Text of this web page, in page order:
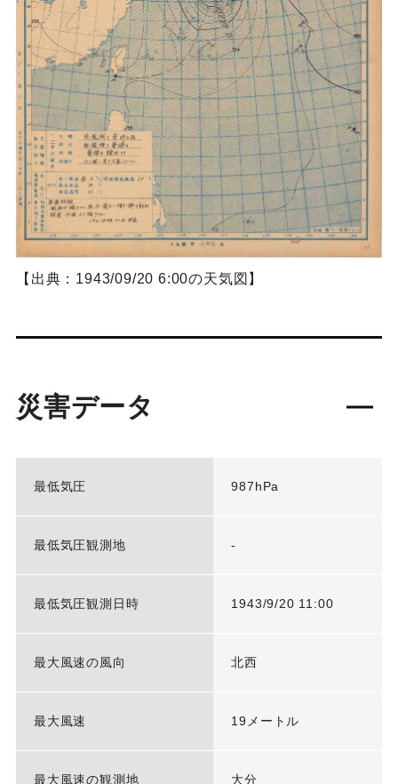
【出典：1943/09/20 6:00の天気図】
災害データ
最低気圧 987hPa
最低気圧観測地 -
最低気圧観測日時 1943/9/20 11:00
最大風速の風向 北西
最大風速 19メートル
最大風速の観測地 大分